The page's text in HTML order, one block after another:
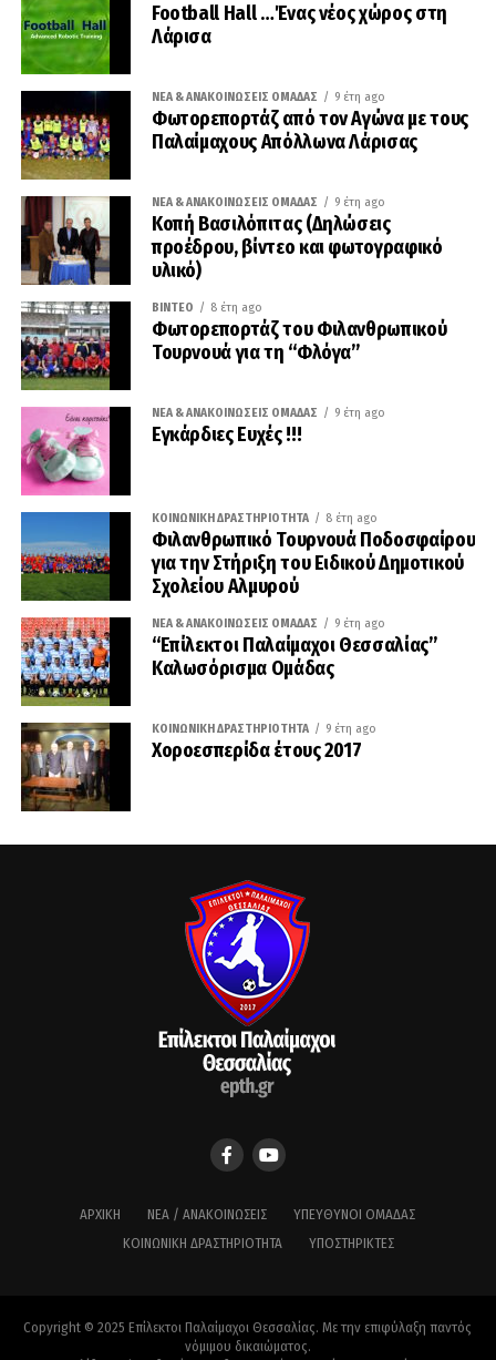
Football Hall …Ένας νέος χώρος στη
Λάρισα
ΝΈΑ & ΑΝΑΚΟΙΝΏΣΕΙΣ ΟΜΆΔΑΣ 9 έτη ago
Φωτορεπορτάζ από τον Αγώνα με τους
Παλαίμαχους Απόλλωνα Λάρισας
ΝΈΑ & ΑΝΑΚΟΙΝΏΣΕΙΣ ΟΜΆΔΑΣ 9 έτη ago
Κοπή Βασιλόπιτας (Δηλώσεις
προέδρου, βίντεο και φωτογραφικό
υλικό)
ΒΊΝΤΕΟ 8 έτη ago
Φωτορεπορτάζ του Φιλανθρωπικού
Τουρνουά για τη “Φλόγα”
ΝΈΑ & ΑΝΑΚΟΙΝΏΣΕΙΣ ΟΜΆΔΑΣ 9 έτη ago
Εγκάρδιες Ευχές !!!
ΚΟΙΝΩΝΙΚΉ ΔΡΑΣΤΗΡΙΌΤΗΤΑ 8 έτη ago
Φιλανθρωπικό Τουρνουά Ποδοσφαίρου
για την Στήριξη του Ειδικού Δημοτικού
Σχολείου Αλμυρού
ΝΈΑ & ΑΝΑΚΟΙΝΏΣΕΙΣ ΟΜΆΔΑΣ 9 έτη ago
“Επίλεκτοι Παλαίμαχοι Θεσσαλίας”
Καλωσόρισμα Ομάδας
ΚΟΙΝΩΝΙΚΉ ΔΡΑΣΤΗΡΙΌΤΗΤΑ 9 έτη ago
Χοροεσπερίδα έτους 2017
ΑΡΧΙΚΉ ΝΈΑ / ΑΝΑΚΟΙΝΏΣΕΙΣ
ΥΠΕΎΘΥΝΟΙ ΟΜΆΔΑΣ
ΚΟΙΝΩΝΙΚΉ ΔΡΑΣΤΗΡΙΌΤΗΤΑ
ΥΠΟΣΤΗΡΙΚΤΈΣ
Copyright © 2025 Επίλεκτοι Παλαίμαχοι Θεσσαλίας. Με την επιφύλαξη παντός
νόμιμου δικαιώματος.